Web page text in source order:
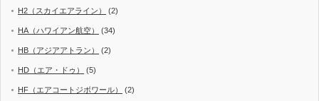
H2（スカイエアライン） (2)
HA（ハワイアン航空） (34)
HB（アジアアトラン） (2)
HD（エア・ドゥ） (5)
HF（エアコートジボワール） (2)